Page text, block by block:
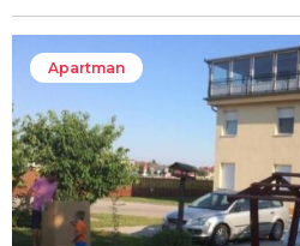
Apartman